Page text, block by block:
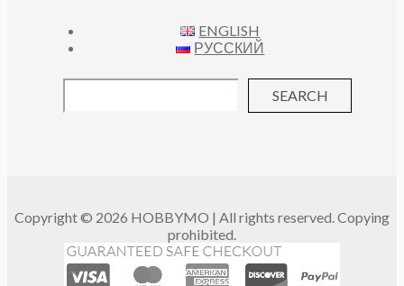
ENGLISH
РУССКИЙ
SEARCH
Copyright © 2026 HOBBYMO | All rights reserved. Copying
prohibited.